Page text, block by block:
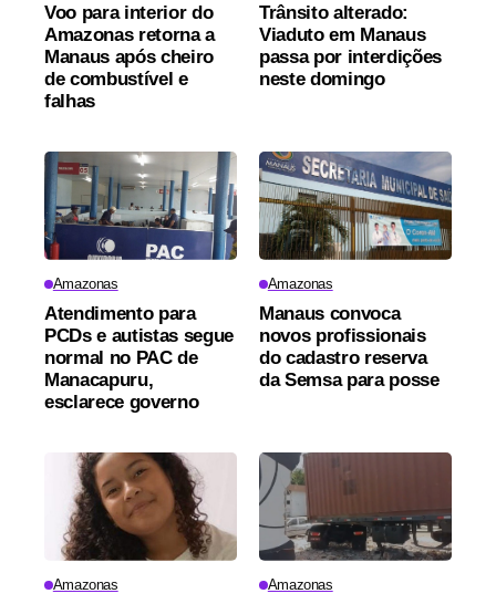
Voo para interior do
Amazonas retorna a
Manaus após cheiro
de combustível e
falhas
Trânsito alterado:
Viaduto em Manaus
passa por interdições
neste domingo
Amazonas
Atendimento para
PCDs e autistas segue
normal no PAC de
Manacapuru,
esclarece governo
Amazonas
Manaus convoca
novos profissionais
do cadastro reserva
da Semsa para posse
Amazonas Amazonas